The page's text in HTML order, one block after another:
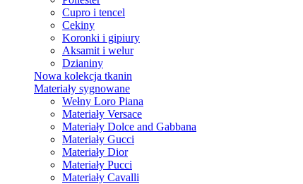
Cupro i tencel
Cekiny
Koronki i gipiury
Aksamit i welur
Dzianiny
Nowa kolekcja tkanin
Materiały sygnowane
Wełny Loro Piana
Materiały Versace
Materiały Dolce and Gabbana
Materiały Gucci
Materiały Dior
Materiały Pucci
Materiały Cavalli